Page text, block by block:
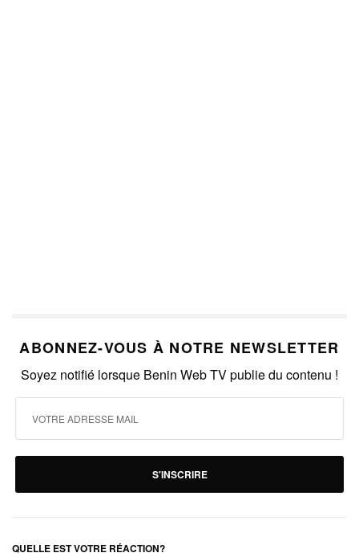
ABONNEZ-VOUS À NOTRE NEWSLETTER
Soyez notifié lorsque Benin Web TV publie du contenu !
S'INSCRIRE
QUELLE EST VOTRE RÉACTION?